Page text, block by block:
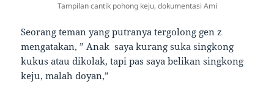
Tampilan cantik pohong keju, dokumentasi Ami
Seorang teman yang putranya tergolong gen z
mengatakan, ” Anak saya kurang suka singkong
kukus atau dikolak, tapi pas saya belikan singkong
keju, malah doyan,”